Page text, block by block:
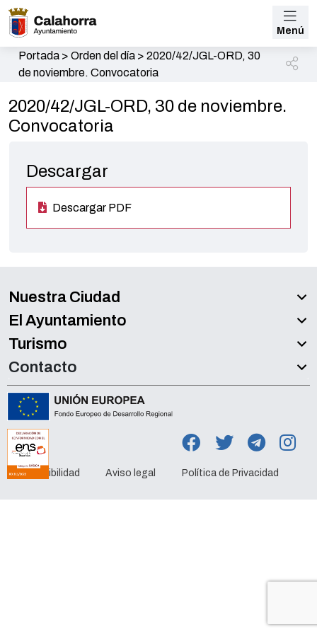
Menú
Portada> Orden del día> 2020/42/JGL-ORD, 30
de noviembre. Convocatoria
2020/42/JGL-ORD, 30 de noviembre.
Convocatoria
Descargar
Descargar PDF
Nuestra Ciudad
El Ayuntamiento
Turismo
Contacto
Accesibilidad Aviso legal Política de Privacidad